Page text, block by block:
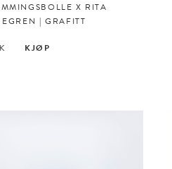
X RITA
EGREN | GRAFITT
KJØP